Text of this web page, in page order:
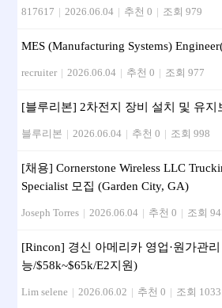
817617 | 2026.06.04 | 추천 0 | 조회 979
MES (Manufacturing Systems)
recruiter | 2026.06.04 | 추천 0 | 조회 977
[블루리본] 2차전지 장비 설치 및 유지
블루리본 | 2026.06.04 | 추천 0 | 조회 998
[채용] Cornerstone Wireless LLC
Specialist 모집 (Garden City, GA)
Joseph Torres | 2026.06.04 | 추천 0 | 조회
[Rincon] 경신 아메리카 영업·원가관
능/$58k~$65k/E2지원)
Lim selene | 2026.06.02 | 추천 0 | 조회 1033